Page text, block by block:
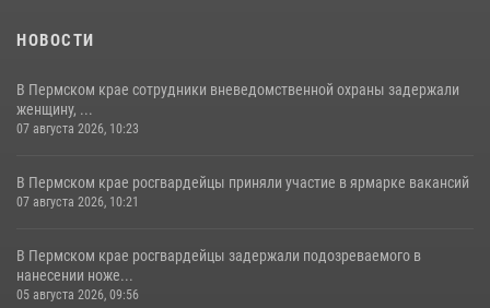
НОВОСТИ
В Пермском крае сотрудники вневедомственной охраны задержали
женщину, ...
07 августа 2026, 10:23
В Пермском крае росгвардейцы приняли участие в ярмарке вакансий
07 августа 2026, 10:21
В Пермском крае росгвардейцы задержали подозреваемого в
нанесении ноже...
05 августа 2026, 09:56